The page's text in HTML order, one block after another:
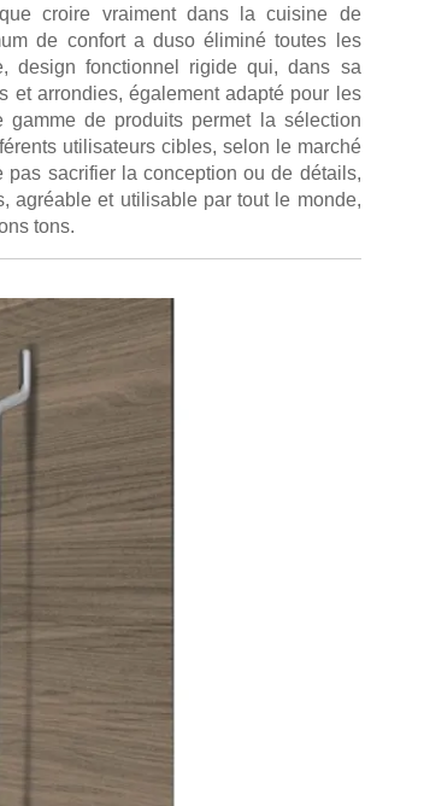
croire vraiment dans la cuisine de
de confort a duso éliminé toutes les
design fonctionnel rigide qui, dans sa
et arrondies, également adapté pour les
de produits permet la sélection
utilisateurs cibles, selon le marché
sacrifier la conception ou de détails,
agréable et utilisable par tout le monde,
tons.